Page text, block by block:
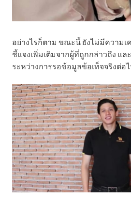
อย่างไรก็ตาม ขณะนี้ ยังไม่มีความเ
ชี้แจงเพิ่มเติมจากผู้ที่ถูกกล่าวถึง แล
ระหว่างการรอข้อมูลข้อเท็จจริงต่อ